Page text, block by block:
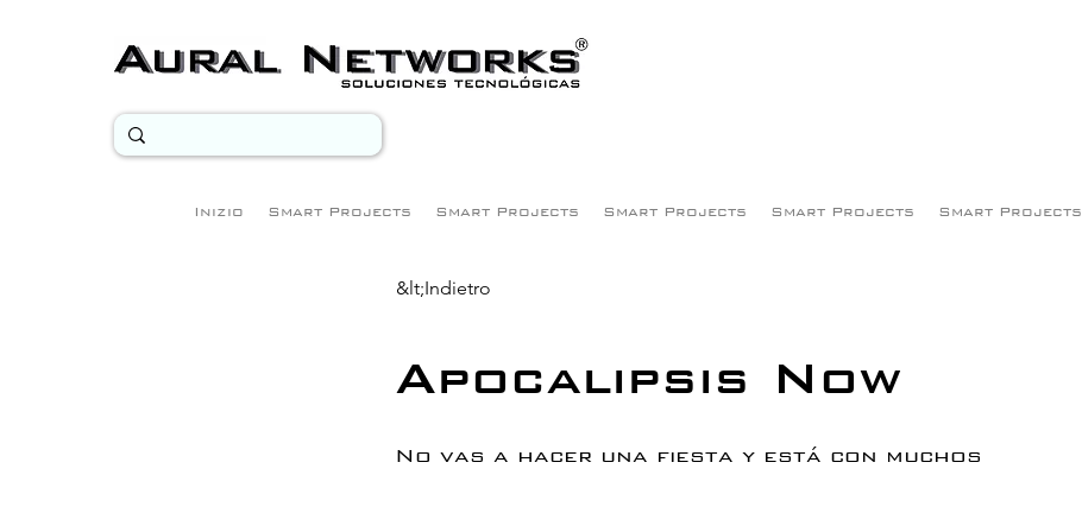
Inizio Smart Projects Smart Projects Smart Projects Smart Projects Smart Projects
&lt;Indietro
Apocalipsis Now
No vas a hacer una fiesta y está con muchos